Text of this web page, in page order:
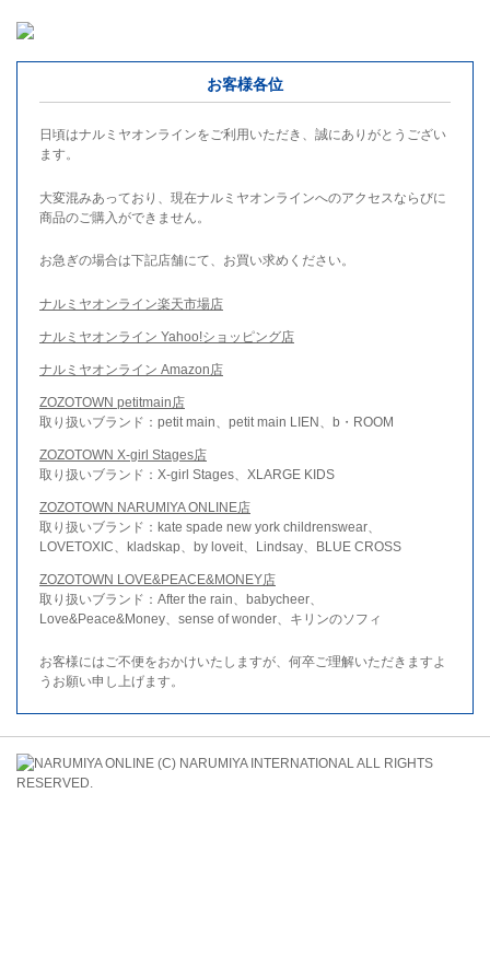
お客様各位
日頃はナルミヤオンラインをご利用いただき、誠にありがとうござい
ます。
大変混みあっており、現在ナルミヤオンラインへのアクセスならびに
商品のご購入ができません。
お急ぎの場合は下記店舗にて、お買い求めください。
ナルミヤオンライン楽天市場店
ナルミヤオンライン Yahoo!ショッピング店
ナルミヤオンライン Amazon店
ZOZOTOWN petitmain店
取り扱いブランド：petit main、petit main LIEN、b・ROOM
ZOZOTOWN X-girl Stages店
取り扱いブランド：X-girl Stages、XLARGE KIDS
ZOZOTOWN NARUMIYA ONLINE店
取り扱いブランド：kate spade new york childrenswear、
LOVETOXIC、kladskap、by loveit、Lindsay、BLUE CROSS
ZOZOTOWN LOVE&PEACE&MONEY店
取り扱いブランド：After the rain、babycheer、
Love&Peace&Money、sense of wonder、キリンのソフィ
お客様にはご不便をおかけいたしますが、何卒ご理解いただきますよ
うお願い申し上げます。